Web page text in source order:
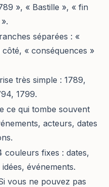
», « Bastille », « fin
séparées : «
côté, « conséquences »
très simple : 1789,
1799.
ce qui tombe souvent
acteurs, dates
couleurs fixes : dates,
événements.
vous ne pouvez pas